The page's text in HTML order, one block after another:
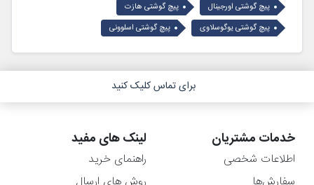
پیچ گوشتی اورجینال
پیچ گوشتی هازت
پیچ گوشتی یوگوسلاوی
پیچ گوشتی اسلوونی
برای تماس کلیک کنید
خدمات مشتریان
اطلاعات شخصی
لینک های مفید
راهنمای خرید